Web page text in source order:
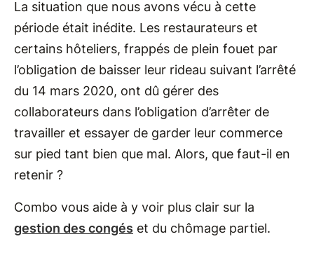
La situation que nous avons vécu à cette
période était inédite. Les restaurateurs et
certains hôteliers, frappés de plein fouet par
l’obligation de baisser leur rideau suivant l’arrêté
du 14 mars 2020, ont dû gérer des
collaborateurs dans l’obligation d’arrêter de
travailler et essayer de garder leur commerce
sur pied tant bien que mal. Alors, que faut-il en
retenir ?
Combo vous aide à y voir plus clair sur la
gestion des congés et du chômage partiel.